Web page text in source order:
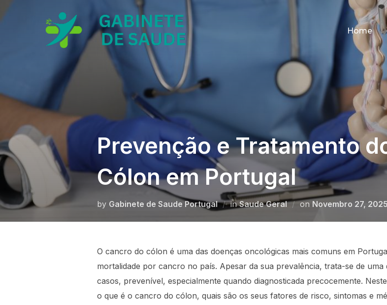
to
Home
Prevenção e Tratamento
Cólon em Portugal
by Gabinete de Saude Portugal inSaude Geral on Posted
Novembro 27, 2025
O cancro do cólon é uma das doenças oncológicas mais comuns em
mortalidade por cancro no país. Apesar da sua prevalência, trata-se de
casos, prevenível, especialmente quando diagnosticada precocemente.
o que é o cancro do cólon, quais são os seus fatores de risco, sintomas e